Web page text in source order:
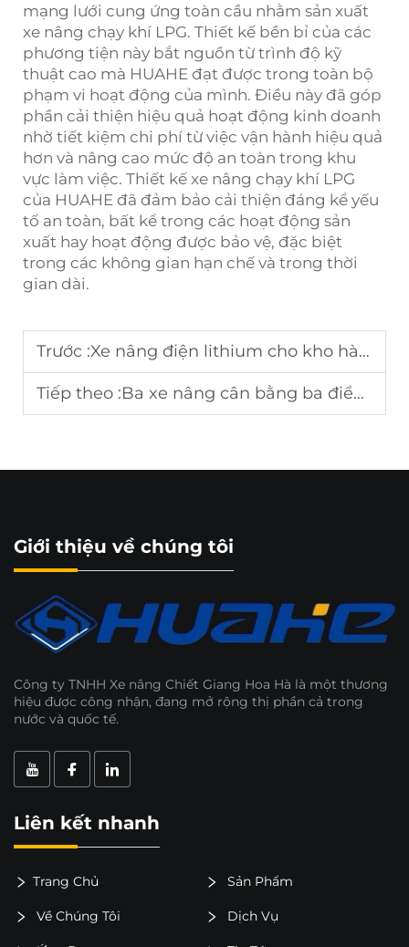
mạng lưới cung ứng toàn cầu nhằm sản xuất
xe nâng chạy khí LPG. Thiết kế bền bỉ của các
phương tiện này bắt nguồn từ trình độ kỹ
thuật cao mà HUAHE đạt được trong toàn bộ
phạm vi hoạt động của mình. Điều này đã góp
phần cải thiện hiệu quả hoạt động kinh doanh
nhờ tiết kiệm chi phí từ việc vận hành hiệu quả
hơn và nâng cao mức độ an toàn trong khu
vực làm việc. Thiết kế xe nâng chạy khí LPG
của HUAHE đã đảm bảo cải thiện đáng kể yếu
tố an toàn, bất kể trong các hoạt động sản
xuất hay hoạt động được bảo vệ, đặc biệt
trong các không gian hạn chế và trong thời
gian dài.
Trước :Xe nâng điện lithium cho kho hàng
Tiếp theo :Ba xe nâng cân bằng ba điểm tựa cho logistics
Giới thiệu về chúng tôi
Công ty TNHH Xe nâng Chiết Giang Hoa Hà là một thương
hiệu được công nhận, đang mở rộng thị phần cả trong
nước và quốc tế.
Liên kết nhanh
Trang Chủ Sản Phẩm
Về Chúng Tôi Dịch Vụ